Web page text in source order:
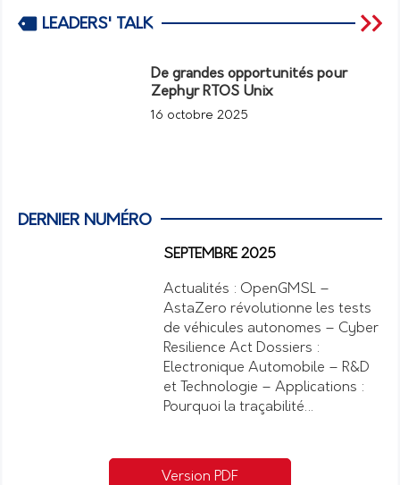
LEADERS' TALK
De grandes opportunités pour
Zephyr RTOS Unix
16 octobre 2025
DERNIER NUMÉRO
SEPTEMBRE 2025
Actualités : OpenGMSL –
AstaZero révolutionne les tests
de véhicules autonomes – Cyber
Resilience Act Dossiers :
Electronique Automobile – R&D
et Technologie – Applications :
Pourquoi la traçabilité…
Version PDF